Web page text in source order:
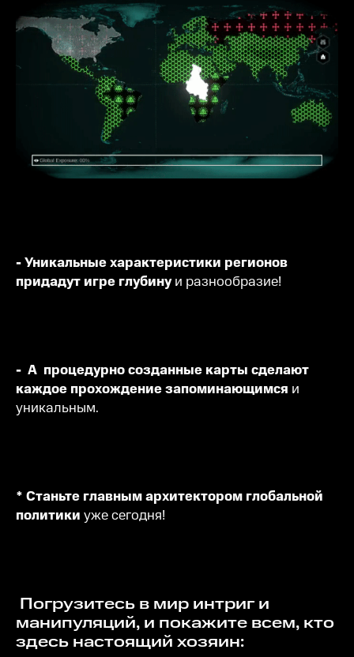
- Уникальные характеристики регионов
придадут игре глубинуи разнообразие!
- А процедурно созданные карты сделают
каждое прохождение запоминающимся и
уникальным.
* Станьте главным архитектором глобальной
политики уже сегодня!
Погрузитесь в мир интриг и
манипуляций, и покажите всем, кто
здесь настоящий хозяин: